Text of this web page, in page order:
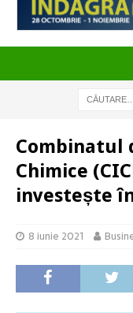
Combinatul
Chimice
investește
8 iunie 2021